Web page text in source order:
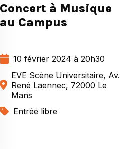
Concert à Musique
au Campus
10 février 2024 à 20h30
EVE Scène Universitaire, Av.
René Laennec, 72000 Le
Mans
Entrée libre